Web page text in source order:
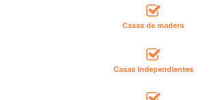
Casas de madera
Casas independientes